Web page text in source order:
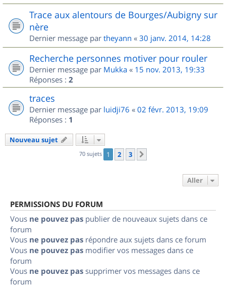
Trace aux alentours de Bourges/Aubigny sur
nère
Dernier message par theyann « 30 janv. 2014, 14:28
Recherche personnes motiver pour rouler
Dernier message par Mukka « 15 nov. 2013, 19:33
Réponses : 2
traces
Dernier message par luidji76 « 02 févr. 2013, 19:09
Réponses : 1
Nouveau sujet
70 sujets 1 2 3
Aller
PERMISSIONS DU FORUM
Vous ne pouvez pas publier de nouveaux sujets dans ce
forum
Vous ne pouvez pas répondre aux sujets dans ce forum
Vous ne pouvez pas modifier vos messages dans ce
forum
Vous ne pouvez pas supprimer vos messages dans ce
forum